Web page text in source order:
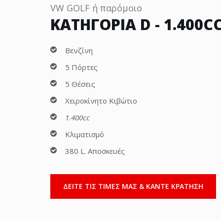
VW GOLF ή παρόμοιο
ΚΑΤΗΓΟΡΙΑ D -
Βενζίνη
5 Πόρτες
5 Θέσεις
Χειροκίνητο Κιβώτιο
1.400cc
Κλιματισμό
380 L. Αποσκευές
ΔΕΙΤΕ ΤΙΣ ΤΙΜΕΣ ΜΑΣ & ΚΑΝΤΕ ΚΡΑΤΗΣΗ